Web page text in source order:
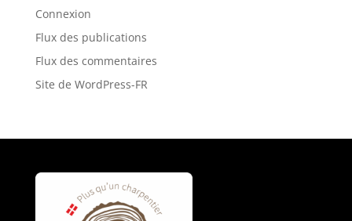
Connexion
Flux des publications
Flux des commentaires
Site de WordPress-FR